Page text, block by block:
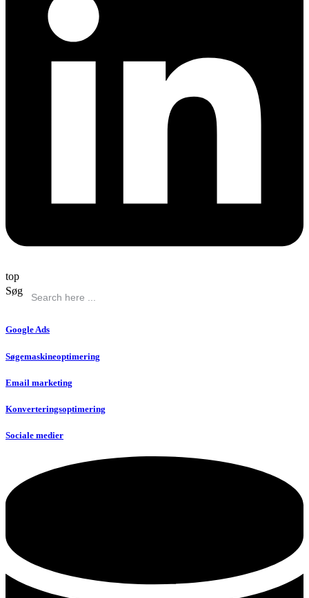
top
Søg
Google Ads
Søgemaskineoptimering
Email marketing
Konverteringsoptimering
Sociale medier